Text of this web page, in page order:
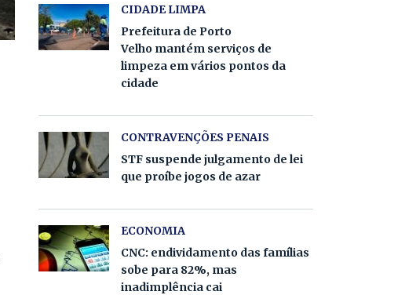
CIDADE LIMPA
Prefeitura de Porto
Velho mantém serviços de
limpeza em vários pontos da
cidade
CONTRAVENÇÕES PENAIS
STF suspende julgamento de lei
que proíbe jogos de azar
ECONOMIA
CNC: endividamento das famílias
sobe para 82%, mas
inadimplência cai